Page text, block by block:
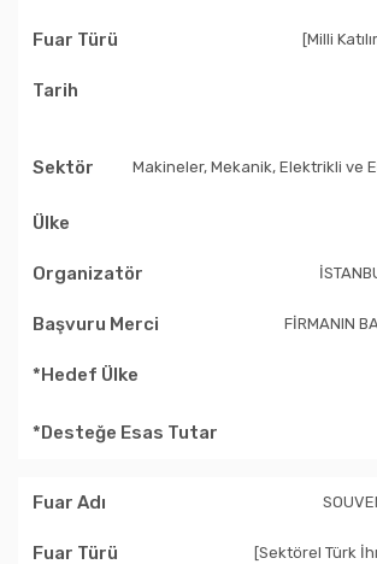
[Milli
Makineler, Mekanik, Elektrikli ve
FİRMANIN
[Sektörel Türk